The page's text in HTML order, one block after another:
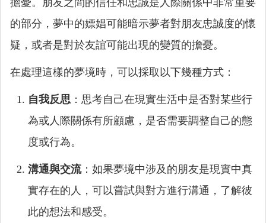
擔憂。朋友之間的信任和忠誠是人際關係中非常重要
的部分，夢中的嫖娼可能暗示夢者對朋友忠誠度的懷
疑，或者是對於友誼可能出現的變質的擔憂。
在處理這樣的夢境時，可以採取以下幾種方式：
自我反思 ：思考自己在現實生活中是否對某些行
為或人際關係有所顧慮，是否需要調整自己的態
度或行為。
溝通與交流：如果夢境中涉及的朋友是現實中真
實存在的人，可以嘗試與對方進行溝通，了解彼
此的想法和感受。